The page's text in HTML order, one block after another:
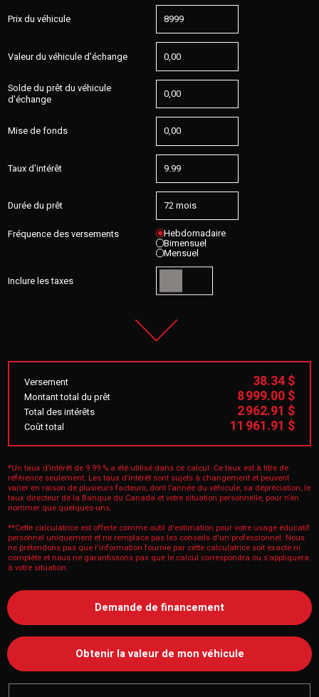
Prix du véhicule
Valeur du véhicule d'échange
Solde du prêt du véhicule
d'échange
Mise de fonds
Taux d'intérêt
Durée du prêt
Fréquence des versements Hebdomadaire
Bimensuel
Mensuel
Inclure les taxes
Versement 38.34 $
Montant total du prêt 8 999.00 $
Total des intérêts 2 962.91 $
Coût total 11 961.91 $
*Un taux d’intérêt de 9.99 % a été utilisé dans ce calcul. Ce taux est à titre de
référence seulement. Les taux d’intérêt sont sujets à changement et peuvent
varier en raison de plusieurs facteurs, dont l’année du véhicule, sa dépréciation, le
taux directeur de la Banque du Canada et votre situation personnelle, pour n’en
nommer que quelques-uns.
**Cette calculatrice est offerte comme outil d'estimation pour votre usage éducatif
personnel uniquement et ne remplace pas les conseils d'un professionnel. Nous
ne prétendons pas que l'information fournie par cette calculatrice soit exacte ni
complète et nous ne garantissons pas que le calcul correspondra ou s’appliquera
à votre situation.
Demande de financement
Obtenir la valeur de mon véhicule